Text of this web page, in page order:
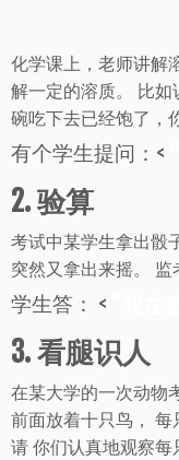
化学课上，老师讲解
解一定的溶质。 比
碗吃下去已经饱了，
有个学生提问：<
2. 验算
考试中某学生拿出骰
突然又拿出来摇。 监
学生答： <
3. 看腿识人
在某大学的一次动物
前面放着十只鸟， 每
请 你们认真地观察每